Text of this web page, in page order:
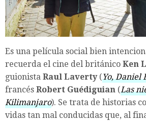
Es una película social bien
recuerda el cine del británico Ken
guionista Raul Laverty(Yo, Daniel
francés Robert Guédiguian (Las
Kilimanjaro). Se trata de historias
vidas tan mal conducidas que, al